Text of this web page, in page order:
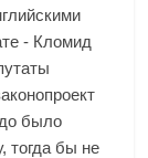
- Кломид
было
тогда бы не